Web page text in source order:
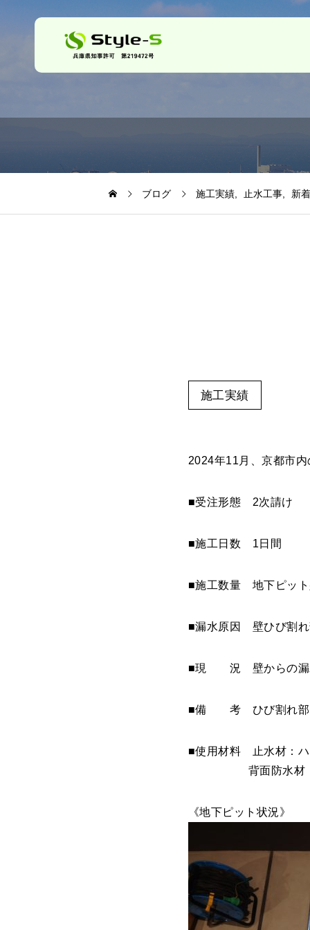
ブログ 施工実績 止水工事 新
施工実績
2024年11月、京都市
■受注形態 2次請け
■施工日数 1日間
■施工数量 地下ピッ
■漏水原因 壁ひび割れ
■現 況 壁からの漏
■備 考 ひび割れ部に
■使用材料 止水材：ハ
背面防水材：セレ
《地下ピット状況》